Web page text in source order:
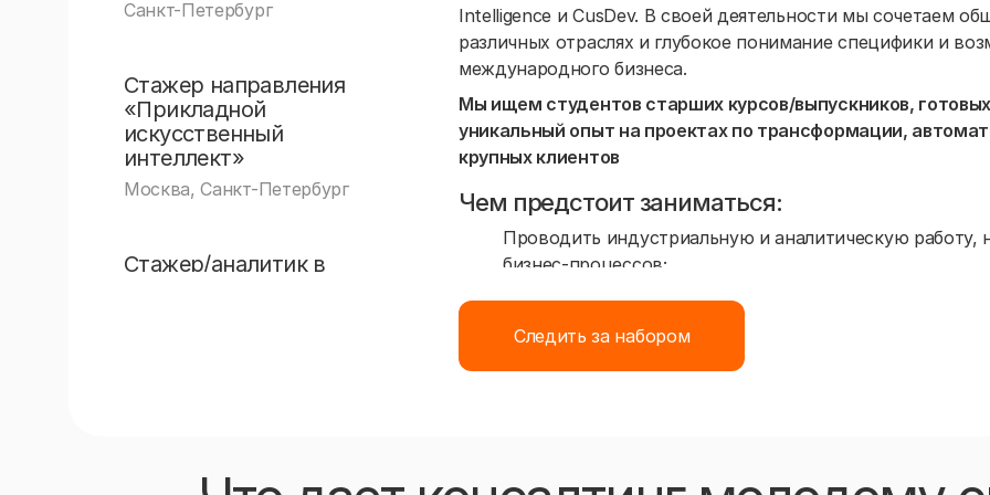
Санкт-Петербург
Стажер направления
«Прикладной
искусственный
интеллект»
Москва, Санкт-Петербург
Стажер/аналитик в
Intelligence и CusDev. В своей деятельности мы сочетаем
различных отраслях и глубокое понимание специфики и
международного бизнеса.
Мы ищем студентов старших курсов/выпускников,
уникальный опыт на проектах по трансформации,
крупных клиентов
Чем предстоит заниматься:
Проводить индустриальную и аналитическую работу,
бизнес-процессов;
Отслеживать и оценивать новые цифровые и бизнес-
Поддерживать и внедрять новый бизнес-подход;
Следить за набором